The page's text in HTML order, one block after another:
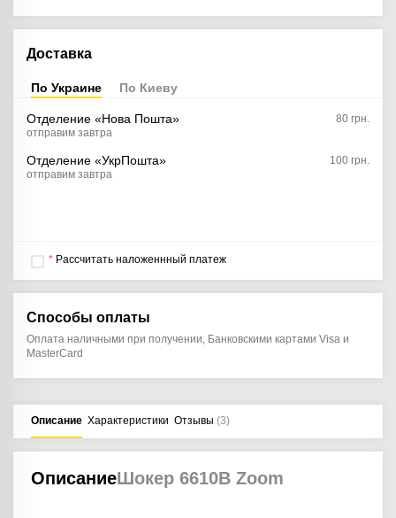
Доставка
По Украине По Киеву
Отделение «Нова Пошта»
отправим завтра
80 грн.
Отделение «УкрПошта»
отправим завтра
100 грн.
* Рассчитать наложеннный платеж
Способы оплаты
Оплата наличными при получении, Банковскими картами Visa и
MasterCard
Описание Характеристики Отзывы (3)
ОписаниеШокер 6610B Zoom